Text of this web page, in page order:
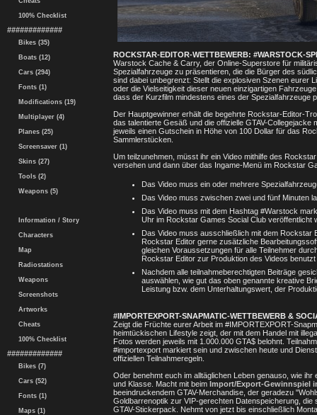
100% Checklist
#############
Bikes (35)
Boats (12)
Cars (294)
Fonts (1)
Modifications (19)
Multiplayer (4)
Planes (25)
Screensaver (1)
Skins (27)
Tools (2)
Weapons (5)
Information / Story
Characters
Map
Radiostations
Weapons
Screenshots
Artworks
Cheats
100% Checklist
#############
Bikes (7)
Cars (52)
Fonts (1)
Maps (1)
ROCKSTAR-EDITOR-WETTBEWERB: #WARSTOCK-
Warstock Cache & Carry, der Online-Superstore für
Spezialfahrzeuge zu präsentieren, die die Bürger des
sind dabei unbegrenzt: Stellt die explosiven Szenen eurer
oder die Vielseitigkeit dieser neuen einzigartigen
dass der Kurzfilm mindestens eines der Spezialfahrzeuge
Der Hauptgewinner erhält die begehrte Rockstar-Editor-
das talentierte Gesäß und die offizielle GTAV-
jeweils einen Gutschein in Höhe von 100 Dollar für das
Sammlerstücken.
Um teilzunehmen, müsst ihr ein Video mithilfe des
versehen und dann über das Ingame-Menü im Rockstar
Das Video muss ein oder mehrere
Das Video muss zwischen zwei und fünf Minuten
Das Video muss mit dem Hashtag #Warstock
Uhr im Rockstar Games Social Club veröffentlicht
Das Video muss ausschließlich mit dem
Rockstar Editor gerne zusätzliche
gleichen Voraussetzungen für alle Teilnehmer
Rockstar Editor zur Produktion des Videos benutzt
Nachdem alle teilnahmeberechtigten Beiträge
auswählen, wie gut das oben genannte kreative
Leistung bzw. dem Unterhaltungswert, der
#IMPORTEXPORT-SNAPMATIC-WETTBEWERB &
Zeigt die Früchte eurer Arbeit im #IMPORTEXPORT-
heimtückischen Lifestyle zeigt, der mit dem Handel mit
Fotos werden jeweils mit 1.000.000 GTA$ belohnt.
#importexport markiert sein und zwischen heute und
offiziellen Teilnahmeregeln.
Oder benehmt euch im alltäglichen Leben genauso, wie
und Klasse. Macht mit beim Import/Export-Gewinnspiel
beeindruckendem GTAV-Merchandise, der geradezu
Goldbarrenoptik zur VIP-gerechten Datenspeicherung,
GTAV-Stickerpack. Nehmt von jetzt bis einschließlich